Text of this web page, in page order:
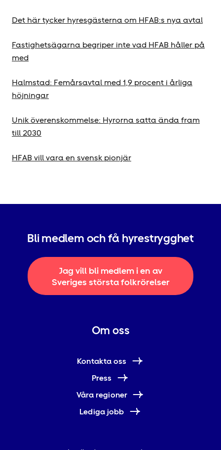
Det här tycker hyresgästerna om HFAB:s nya avtal
Fastighetsägarna begriper inte vad HFAB håller på
med
Halmstad: Femårsavtal med 1,9 procent i årliga
höjningar
Unik överenskommelse: Hyrorna satta ända fram
till 2030
HFAB vill vara en svensk pionjär
Bli medlem och få hyrestrygghet
Jag vill bli medlem i en av
Sveriges största folkrörelser
Om oss
Kontakta oss
Press
Våra regioner
Lediga jobb